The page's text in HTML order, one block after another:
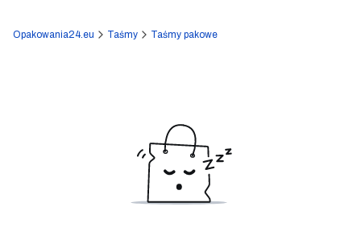
Opakowania24.eu Taśmy Taśmy pakowe